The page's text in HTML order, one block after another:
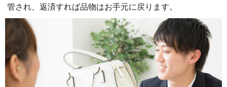
管され、返済すれば品物はお手元に戻ります。